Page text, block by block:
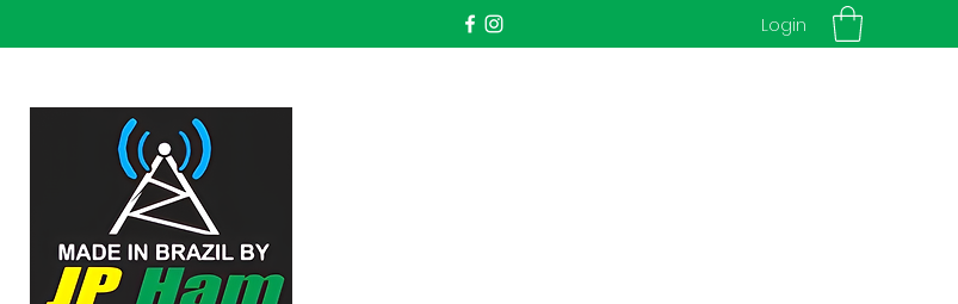
Login